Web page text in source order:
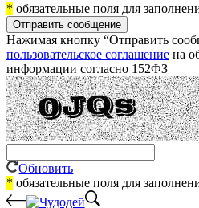
* обязательные поля для
Отправить сообщение
Нажимая кнопку “Отправить
пользовательское соглашение на
информации согласно 152ФЗ
Обновить
* обязательные поля для